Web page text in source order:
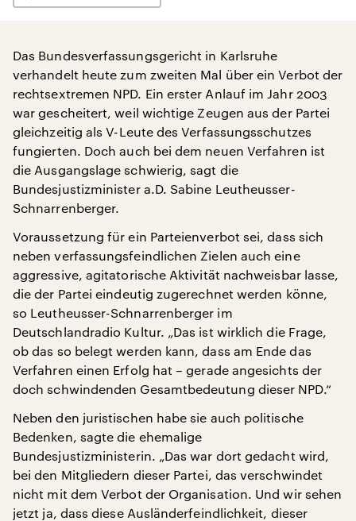
Das Bundesverfassungsgericht in Karlsruhe
verhandelt heute zum zweiten Mal über ein Verbot der
rechtsextremen NPD. Ein erster Anlauf im Jahr 2003
war gescheitert, weil wichtige Zeugen aus der Partei
gleichzeitig als V-Leute des Verfassungsschutzes
fungierten. Doch auch bei dem neuen Verfahren ist
die Ausgangslage schwierig, sagt die
Bundesjustizminister a.D. Sabine Leutheusser-
Schnarrenberger.
Voraussetzung für ein Parteienverbot sei, dass sich
neben verfassungsfeindlichen Zielen auch eine
aggressive, agitatorische Aktivität nachweisbar lasse,
die der Partei eindeutig zugerechnet werden könne,
so Leutheusser-Schnarrenberger im
Deutschlandradio Kultur. „Das ist wirklich die Frage,
ob das so belegt werden kann, dass am Ende das
Verfahren einen Erfolg hat – gerade angesichts der
doch schwindenden Gesamtbedeutung dieser NPD.“
Neben den juristischen habe sie auch politische
Bedenken, sagte die ehemalige
Bundesjustizministerin. „Das war dort gedacht wird,
bei den Mitgliedern dieser Partei, das verschwindet
nicht mit dem Verbot der Organisation. Und wir sehen
jetzt ja, dass diese Ausländerfeindlichkeit, dieser